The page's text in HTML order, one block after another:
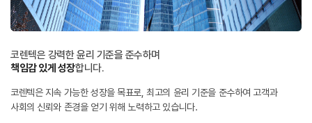
코렌텍은 강력한 윤리 기준을 준수하며
책임감 있게 성장합니다.
코렌텍은 지속 가능한 성장을 목표로, 최고의 윤리 기준을 준수하여 고객과
사회의 신뢰와 존경을 얻기 위해 노력하고 있습니다.